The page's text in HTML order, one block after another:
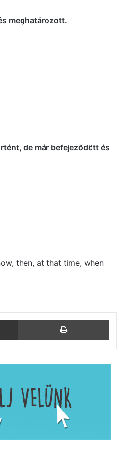
meghatározott.
de már befejeződött és
then, at that time, when
Megosztás email-ben Nyomtatás